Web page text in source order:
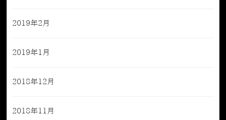
2019年2月
2019年1月
2018年12月
2018年11月